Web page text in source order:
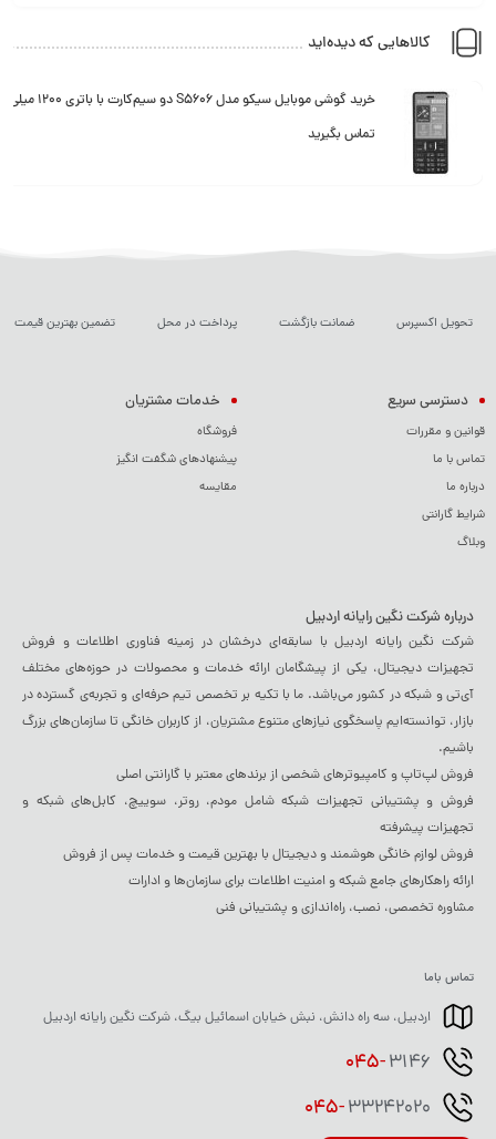
باتری مناسبی را برای استفاده‌های روزمره ارائه می‌دهد.
اتصالات و سایر ویژگی‌ها:
S313V از دو سیم‌کارت پشتیبانی می‌کند و
دارای بلوتوث برای ارتباطات بی‌سیم است.
شارژ و انتقال داده‌ها استفاده می‌شود.
کالاهایی که دیده‌اید
خرید گوشی موبایل سیکو مدل S5606 دو سیم‌کارت با باتری 1200 میلی‌آمپرساعت
تماس بگیرید
تحویل اکسپرس ضمانت بازگشت پرداخت در محل تضمین بهترین قیمت
دسترسی سریع
قوانین و مقررات
تماس با ما
درباره ما
شرایط گارانتی
وبلاگ
خدمات مشتریان
فروشگاه
پیشنهادهای شگفت انگیز
مقایسه
درباره شرکت نگین رایانه اردبیل
شرکت نگین رایانه اردبیل با سابقه‌ای درخشان در زمینه فناوری اطلاعات و فروش
تجهیزات دیجیتال، یکی از پیشگامان ارائه خدمات و محصولات در حوزه‌های مختلف
آی‌تی و شبکه در کشور می‌باشد. ما با تکیه بر تخصص تیم حرفه‌ای و تجربه‌ی گسترده در
بازار، توانسته‌ایم پاسخگوی نیازهای متنوع مشتریان، از کاربران خانگی تا سازمان‌های بزرگ
باشیم.
فروش لپ‌تاپ و کامپیوترهای شخصی از برندهای معتبر با گارانتی اصلی
فروش و پشتیبانی تجهیزات شبکه شامل مودم، روتر، سوییچ، کابل‌های شبکه و
تجهیزات پیشرفته
فروش لوازم خانگی هوشمند و دیجیتال با بهترین قیمت و خدمات پس از فروش
ارائه راهکارهای جامع شبکه و امنیت اطلاعات برای سازمان‌ها و ادارات
مشاوره تخصصی، نصب، راه‌اندازی و پشتیبانی فنی
تماس باما
اردبیل، سه راه دانش، نبش خیابان اسمائیل بیگ، شرکت نگین رایانه اردبیل
045-3146
045-33242020